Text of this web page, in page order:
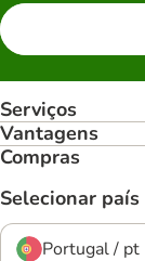
Serviços
Vantagens
Compras
Selecionar país
Portugal / pt